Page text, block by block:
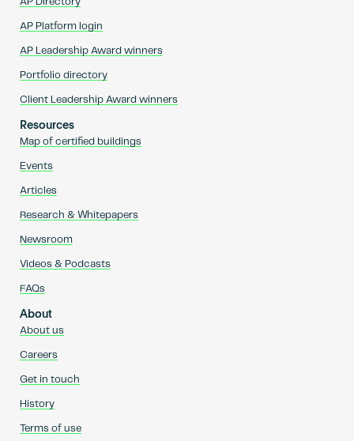
AP Directory
AP Platform login
AP Leadership Award winners
Portfolio directory
Client Leadership Award winners
Resources
Map of certified buildings
Events
Articles
Research & Whitepapers
Newsroom
Videos & Podcasts
FAQs
About
About us
Careers
Get in touch
History
Terms of use